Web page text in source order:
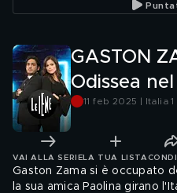
GASTON
Odissea
11 feb 2025 | Italia 1
VAI ALLA SERIE LA TUA LISTA
Gaston Zama si è occupato
la sua amica Paolina girano